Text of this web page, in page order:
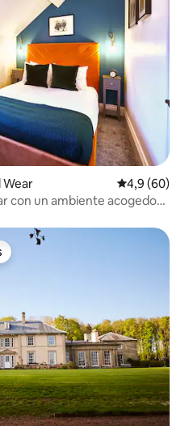
Wear Calificación
4,9 (60)
con un ambiente acogedor
más destacados